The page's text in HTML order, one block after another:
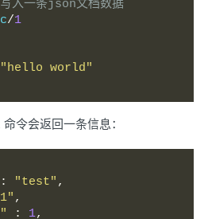
一条json文档数据
/1
"hello world"
命令会返回一条信息：
: "test" ,
,
: 1,